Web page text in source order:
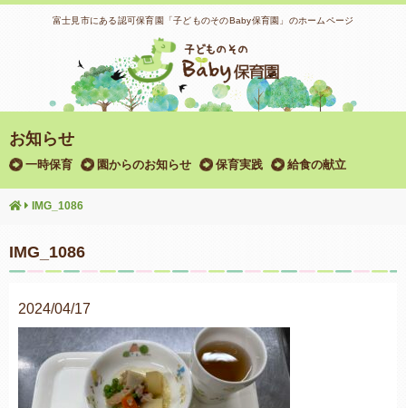
富士見市にある認可保育園「子どものそのBaby保育園」のホームページ
お知らせ
一時保育 園からのお知らせ 保育実践 給食の献立
IMG_1086
IMG_1086
2024/04/17